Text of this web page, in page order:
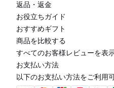
返品・返金
お役立ちガイド
おすすめギフト
商品を比較する
すべてのお客様レビューを表
お支払い方法
以下のお支払い方法をご利用